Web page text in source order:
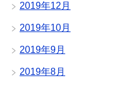
2019年12月
2019年10月
2019年9月
2019年8月